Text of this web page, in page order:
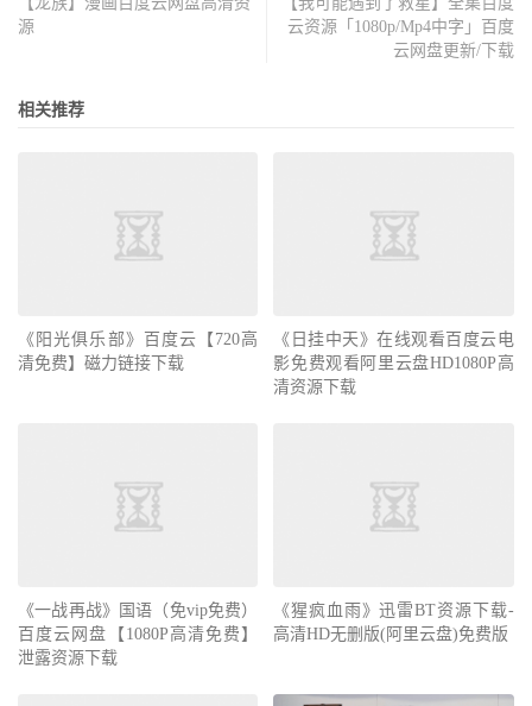
源
云资源「1080p/Mp4中字」百度
云网盘更新/下载
相关推荐
《阳光俱乐部》百度云【720高
清免费】磁力链接下载
《日挂中天》在线观看百度云电
影免费观看阿里云盘HD1080P高
清资源下载
《一战再战》国语（免vip免费）
百度云网盘【1080P高清免费】
泄露资源下载
《猩疯血雨》迅雷BT资源下载-
高清HD无删版(阿里云盘)免费版